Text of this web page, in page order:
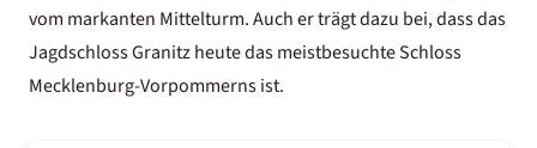
vom markanten Mittelturm. Auch er trägt dazu bei, dass das
Jagdschloss Granitz heute das meistbesuchte Schloss
Mecklenburg-Vorpommerns ist.